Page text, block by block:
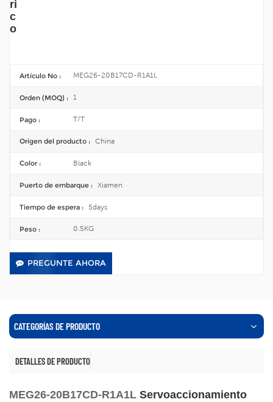
ri
c
o
Artículo No : MEG26-20B17CD-R1A1L
Orden (MOQ) : 1
Pago : T/T
Origen del producto : China
Color : Black
Puerto de embarque : Xiamen
Tiempo de espera : 5days
Peso : 0.5KG
PREGUNTE AHORA
CATEGORÍAS DE PRODUCTO
DETALLES DE PRODUCTO
MEG26-20B17CD-R1A1L Servoaccionamiento